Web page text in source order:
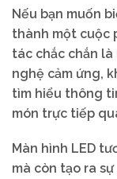
Nếu bạn muốn
thành một cuộc
tác chắc chắn
nghệ cảm ứng,
tìm hiểu thông
món trực tiếp
Màn hình LED
mà còn tạo ra